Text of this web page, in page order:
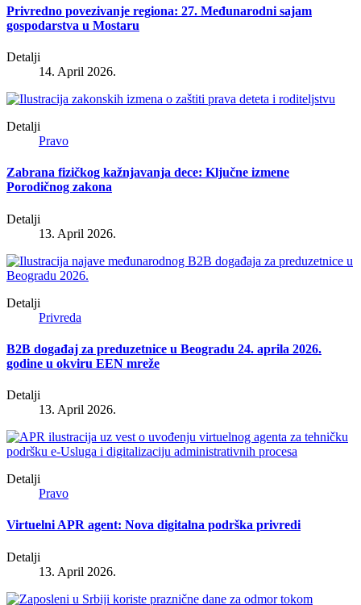
Privredno povezivanje regiona: 27. Međunarodni sajam
gospodarstva u Mostaru
Detalji
14. April 2026.
Detalji
Pravo
Zabrana fizičkog kažnjavanja dece: Ključne izmene
Porodičnog zakona
Detalji
13. April 2026.
Detalji
Privreda
B2B događaj za preduzetnice u Beogradu 24. aprila 2026.
godine u okviru EEN mreže
Detalji
13. April 2026.
Detalji
Pravo
Virtuelni APR agent: Nova digitalna podrška privredi
Detalji
13. April 2026.